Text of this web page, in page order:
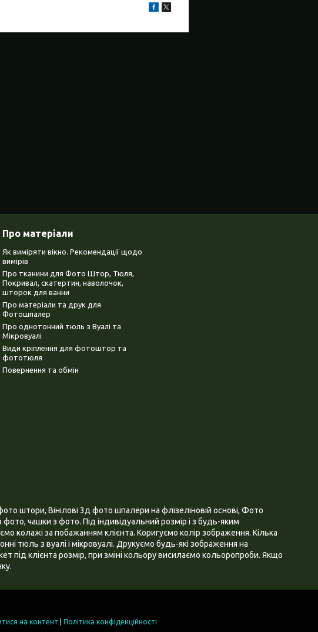
Про матеріали
Як виміряти вікно. Рекомендації щодо
вимірів
Про тканини для Фото Штор, Тюля,
Покривал, скатертин, наволочок,
шторок для ванни
Про матеріали та друк для
Фотошпалер
Про однотонний тюль з Вуалі та
Мікровуалі
Види кріплення для фотоштор та
фототюля
Повернення та обмін
штори, Вінілові 3д фото шпалери на флізеліновій основі, Фото
чашки з фото. Під індивідуальний розмір і з будь-яким
колажі за побажанням клієнта. Коригуємо колір зображення. Кілька
тюль з вуалі і мікровуалі. Друкуємо будь-які зображення на
клієнта розмір, при зміні кольору висилаємо кольоропроби. Якщо
на контент
Політика конфіденційності